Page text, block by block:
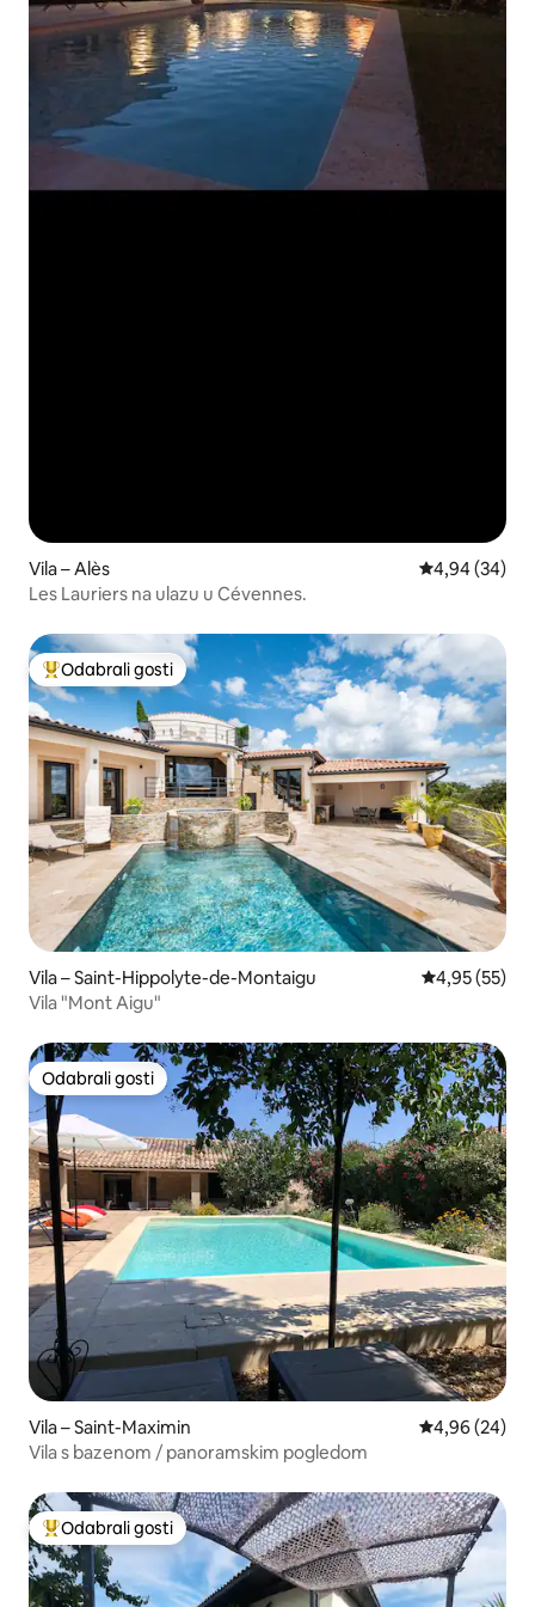
Vila – Alès Prosječna
4,94 (34)
Les Lauriers na ulazu u Cévennes.
Među najviše rangiranima s oznakom „Odabrali gosti”
Odabrali gosti
Vila – Saint-Hippolyte-de-Montaigu Prosječna
4,95 (55)
Vila "Mont Aigu"
Odabrali gosti
Odabrali gosti
Vila – Saint-Maximin Prosječna
4,96 (24)
Vila s bazenom / panoramskim pogledom
Među najviše rangiranima s oznakom „Odabrali gosti”
Odabrali gosti